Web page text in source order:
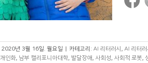
2020년 3월 16일. 월요일 | 카테고리: AI 리터러시 , AI 리터
개인화, 남부 캘리포니아대학, 발달장애 , 사회성, 사회적 로봇,